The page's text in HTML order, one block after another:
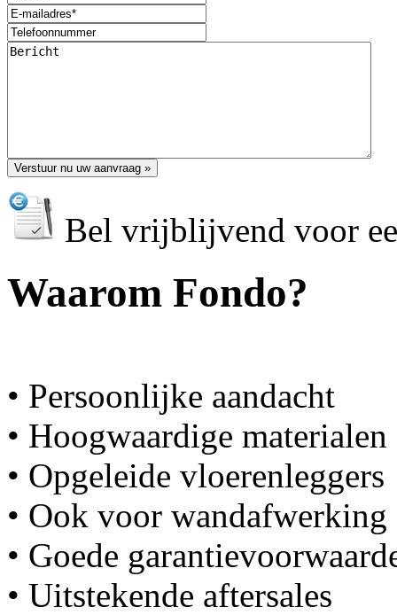
Bel vrijblijvend voor
Waarom Fondo?
• Persoonlijke aandacht
• Hoogwaardige materialen
• Opgeleide vloerenleggers
• Ook voor wandafwerking
• Goede
• Uitstekende aftersales